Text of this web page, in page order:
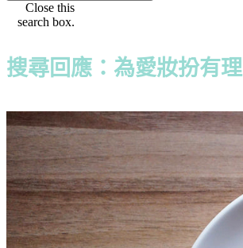
Close this
search box.
搜尋回應：為愛妝扮有理